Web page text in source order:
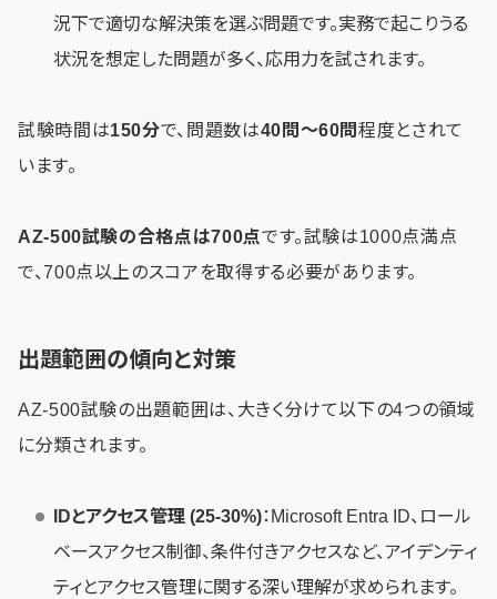
況下で適切な解決策を選ぶ問題です。実務で起こりうる
状況を想定した問題が多く、応用力を試されます。
試験時間は150分で、問題数は40問～60問程度とされて
います。
AZ-500試験の合格点は700点です。試験は1000点満点
で、700点以上のスコアを取得する必要があります。
出題範囲の傾向と対策
AZ-500試験の出題範囲は、大きく分けて以下の4つの領域
に分類されます。
IDとアクセス管理 (25-30%)：Microsoft Entra ID、ロール
ベースアクセス制御、条件付きアクセスなど、アイデンティ
ティとアクセス管理に関する深い理解が求められます。